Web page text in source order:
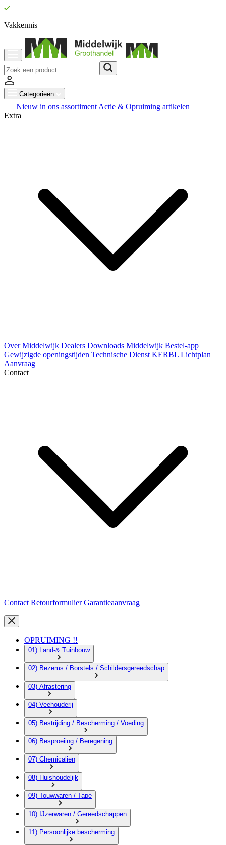
Vakkennis
Categorieën
Nieuw in ons assortiment Actie & Opruiming artikelen
Extra
Over Middelwijk Dealers Downloads Middelwijk Bestel-app
Gewijzigde openingstijden Technische Dienst KERBL Lichtplan
Aanvraag
Contact
Contact RetourformulierGarantieaanvraag
OPRUIMING !!
01) Land-& Tuinbouw
02) Bezems / Borstels / Schildersgereedschap
03) Afrastering
04) Veehouderij
05) Bestrijding / Bescherming / Voeding
06) Besproeiing / Beregening
07) Chemicalien
08) Huishoudelijk
09) Touwwaren / Tape
10) IJzerwaren / Gereedschappen
11) Persoonlijke bescherming